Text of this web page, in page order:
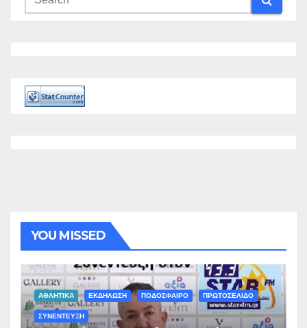
YOU MISSED
ΑΘΛΗΤΙΚΑ ΕΚΔΗΛΩΣΗ ΠΟΔΟΣΦΑΙΡΟ ΠΡΩΤΟΣΕΛΙΔΟ
ΣΥΝΕΝΤΕΥΞΗ